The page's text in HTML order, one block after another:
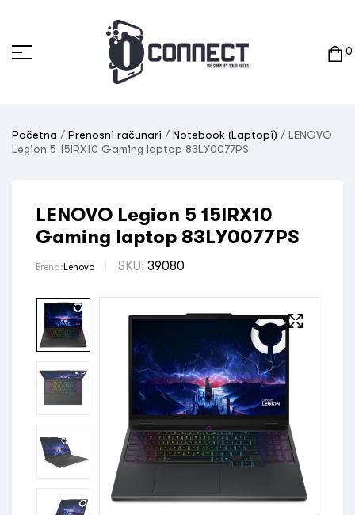
0
Početna / Prenosni računari / Notebook (Laptopi) / LENOVO
Legion 5 15IRX10 Gaming laptop 83LY0077PS
LENOVO Legion 5 15IRX10
Gaming laptop 83LY0077PS
Brend: Lenovo SKU: 39080